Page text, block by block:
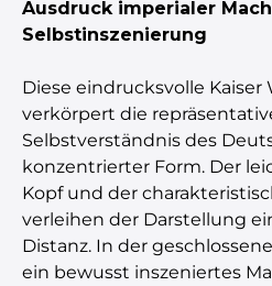
Ausdruck imperialer
Selbstinszenierung
Diese eindrucksvolle
verkörpert die
Selbstverständnis des
konzentrierter Form. Der
Kopf und der
verleihen der Darstellung
Distanz. In der
ein bewusst inszeniertes